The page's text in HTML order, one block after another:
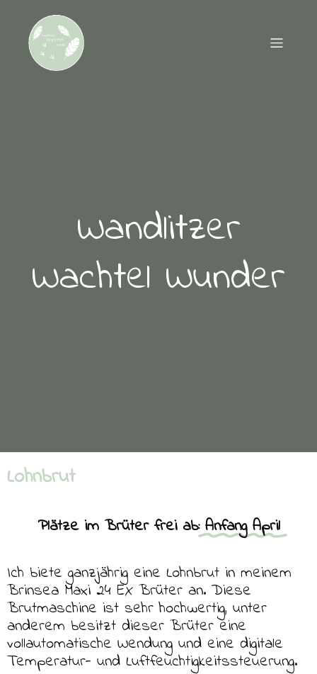
Wandlitzer
Wachtel Wunder
Lohnbrut
Plätze im Brüter frei ab: Anfang April
Ich biete ganzjährig eine Lohnbrut in meinem
Brinsea Maxi 24 EX Brüter an. Diese
Brutmaschine ist sehr hochwertig, unter
anderem besitzt dieser Brüter eine
vollautomatische Wendung und eine digitale
Temperatur- und Luftfeuchtigkeitssteuerung.